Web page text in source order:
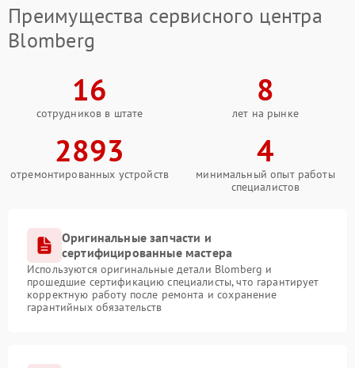
Преимущества сервисного центра
Blomberg
16
сотрудников в штате
8
лет на рынке
2893
отремонтированных устройств
4
минимальный опыт работы
специалистов
Оригинальные запчасти и
сертифицированные мастера
Используются оригинальные детали Blomberg и
прошедшие сертификацию специалисты, что гарантирует
корректную работу после ремонта и сохранение
гарантийных обязательств